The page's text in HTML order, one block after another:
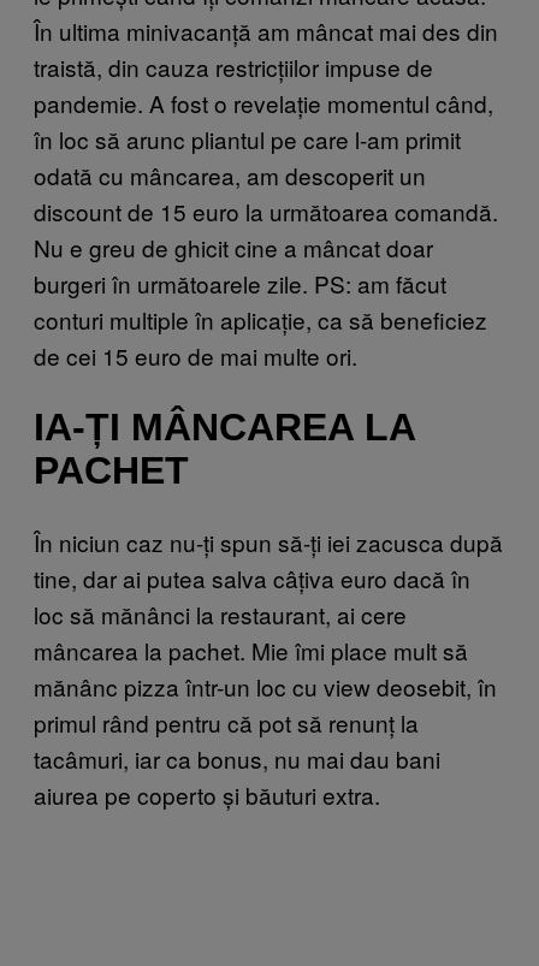
În ultima minivacanță am mâncat mai des din
traistă, din cauza restricțiilor impuse de
pandemie. A fost o revelație momentul când,
în loc să arunc pliantul pe care l-am primit
odată cu mâncarea, am descoperit un
discount de 15 euro la următoarea comandă.
Nu e greu de ghicit cine a mâncat doar
burgeri în următoarele zile. PS: am făcut
conturi multiple în aplicație, ca să beneficiez
de cei 15 euro de mai multe ori.
IA-ȚI MÂNCAREA LA
PACHET
În niciun caz nu-ți spun să-ți iei zacusca după
tine, dar ai putea salva câțiva euro dacă în
loc să mănânci la restaurant, ai cere
mâncarea la pachet. Mie îmi place mult să
mănânc pizza într-un loc cu view deosebit, în
primul rând pentru că pot să renunț la
tacâmuri, iar ca bonus, nu mai dau bani
aiurea pe coperto și băuturi extra.